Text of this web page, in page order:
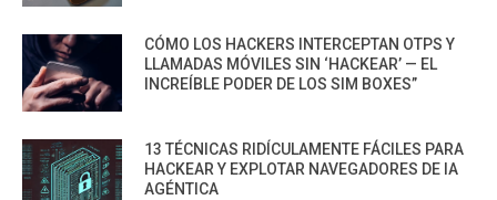
CÓMO LOS HACKERS INTERCEPTAN OTPS Y
LLAMADAS MÓVILES SIN ‘HACKEAR’ — EL
INCREÍBLE PODER DE LOS SIM BOXES”
13 TÉCNICAS RIDÍCULAMENTE FÁCILES PARA
HACKEAR Y EXPLOTAR NAVEGADORES DE IA
AGÉNTICA